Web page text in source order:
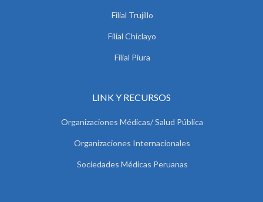
Filial Trujillo
Filial Chiclayo
Filial Piura
LINK Y RECURSOS
Organizaciones Médicas/ Salud Pública
Organizaciones Internacionales
Sociedades Médicas Peruanas